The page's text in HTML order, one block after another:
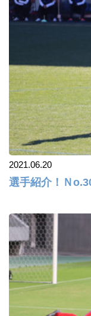
2021.06.20
選手紹介！Ｎ